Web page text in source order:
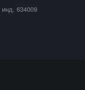
инд. 634009